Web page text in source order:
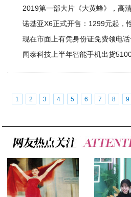
2019第一部大片《大黄蜂》，高
诺基亚X6正式开售：1299元起，
现在市面上有凭身份证免费领电
闻泰科技上半年智能手机出货
1
2 3 4 5 6 7 8 9